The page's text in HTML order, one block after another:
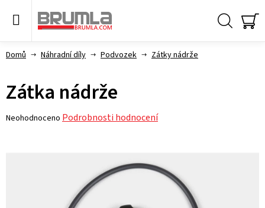
Domů Náhradní díly Podvozek Zátky nádrže
Zátka nádrže
Průměrné
Neohodnoceno Podrobnosti hodnocení